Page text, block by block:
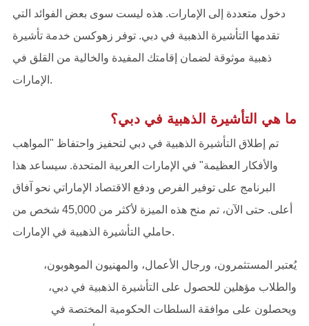
دخول متعددة إلى الإمارات. هذه ليست سوى بعض الفوائد التي
تقدمها التأشيرة الذهبية في دبي. توفر زهوكسن خدمة تأشيرة
ذهبية موثوقة لضمان إقامتك المفيدة والخالية من القلق في
الإمارات.
ما هي التأشيرة الذهبية في دبي؟
تم إطلاق التأشيرة الذهبية في دبي لتحفيز واحتفاظ "المواهب
والأفكار العظيمة" في الإمارات العربية المتحدة. سيساعد هذا
البرنامج على توفير الفرص ودفع الاقتصاد الإماراتي نحو آفاق
أعلى. حتى الآن، تم منح هذه الميزة لأكثر من 45,000 شخص من
حاملي التأشيرة الذهبية في الإمارات.
يُعتبر المستثمرون، ورجال الأعمال، والمهنيون الموهوبون،
والطلاب مؤهلين للحصول على التأشيرة الذهبية في دبي،
ويحصلون على موافقة السلطات الحكومية المختصة في